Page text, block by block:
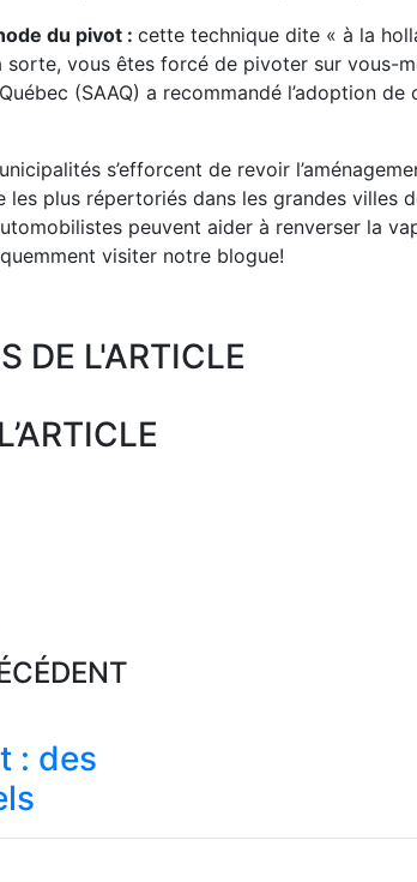
du pivot : cette technique dite « à la
vous êtes forcé de pivoter sur vous-
(SAAQ) a recommandé l’adoption
s’efforcent de revoir
plus répertoriés dans les grandes villes
peuvent aider à renverser la
visiter notre blogue!
DE L'ARTICLE
: des